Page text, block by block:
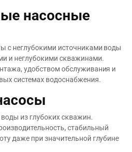
насосные
с неглубокими источниками воды
и неглубокими скважинами.
удобством обслуживания и
системах водоснабжения.
из глубоких скважин.
стабильный
даже при значительной глубине